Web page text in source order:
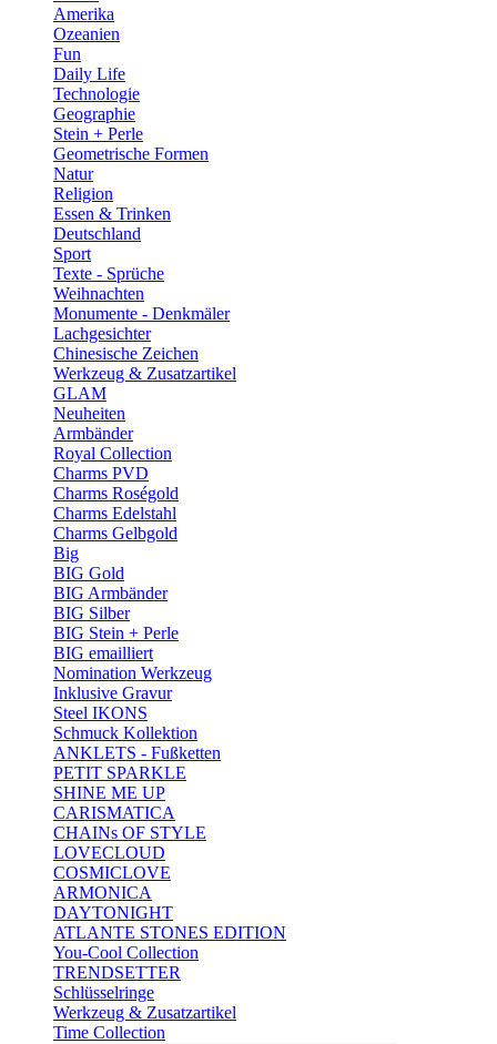
Amerika
Ozeanien
Fun
Daily Life
Technologie
Geographie
Stein + Perle
Geometrische Formen
Natur
Religion
Essen & Trinken
Deutschland
Sport
Texte - Sprüche
Weihnachten
Monumente - Denkmäler
Lachgesichter
Chinesische Zeichen
Werkzeug & Zusatzartikel
GLAM
Neuheiten
Armbänder
Royal Collection
Charms PVD
Charms Roségold
Charms Edelstahl
Charms Gelbgold
Big
BIG Gold
BIG Armbänder
BIG Silber
BIG Stein + Perle
BIG emailliert
Nomination Werkzeug
Inklusive Gravur
Steel IKONS
Schmuck Kollektion
ANKLETS - Fußketten
PETIT SPARKLE
SHINE ME UP
CARISMATICA
CHAINs OF STYLE
LOVECLOUD
COSMICLOVE
ARMONICA
DAYTONIGHT
ATLANTE STONES EDITION
You-Cool Collection
TRENDSETTER
Schlüsselringe
Werkzeug & Zusatzartikel
Time Collection